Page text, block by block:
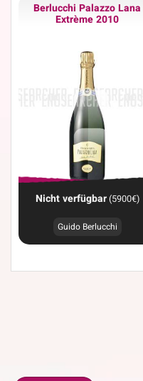
Berlucchi Palazzo Lana
Extrème 2010
Nicht verfügbar(5900€)
Guido Berlucchi